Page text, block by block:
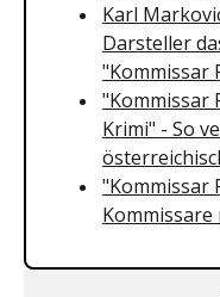
Karl
Darsteller
"Kommissar
"Kommissar
Krimi" - So
"Kommissar
Kommissare